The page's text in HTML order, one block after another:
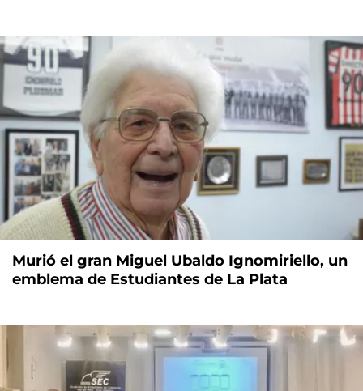
Murió el gran Miguel Ubaldo Ignomiriello, un
emblema de Estudiantes de La Plata